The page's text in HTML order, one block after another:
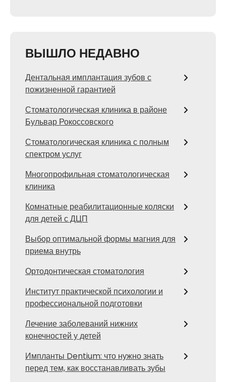
ВЫШЛО НЕДАВНО
Дентальная имплантация зубов с
пожизненной гарантией
Стоматологическая клиника в районе
Бульвар Рокоссовского
Стоматологическая клиника с полным
спектром услуг
Многопрофильная стоматологическая
клиника
Комнатные реабилитационные коляски
для детей с ДЦП
Выбор оптимальной формы магния для
приема внутрь
Ортодонтическая стоматология
Институт практической психологии и
профессиональной подготовки
Лечение заболеваний нижних
конечностей у детей
Импланты Dentium: что нужно знать
перед тем, как восстанавливать зубы